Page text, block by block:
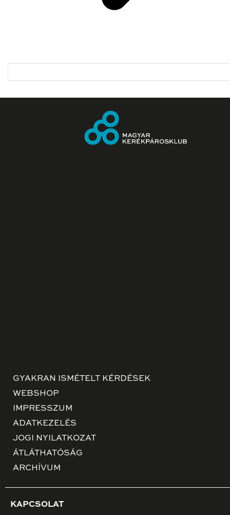
GYAKRAN ISMÉTELT KÉRDÉSEK
WEBSHOP
IMPRESSZUM
ADATKEZELÉS
JOGI NYILATKOZAT
ÁTLÁTHATÓSÁG
ARCHÍVUM
KAPCSOLAT